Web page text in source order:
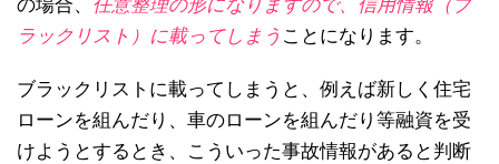
の場合、 任意整理の形になりますので、信用情報（ブ
ラックリスト）に載ってしまう ことになります。
ブラックリストに載ってしまうと、例えば新しく住宅
ローンを組んだり、車のローンを組んだり等融資を受
けようとするとき、こういった事故情報があると判断